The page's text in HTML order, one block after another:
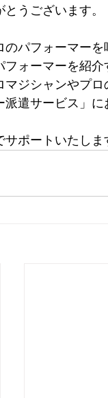
うございます。
のパフォーマー
フォーマーを紹
マジシャンやプ
派遣サービス」
サポートいたしま